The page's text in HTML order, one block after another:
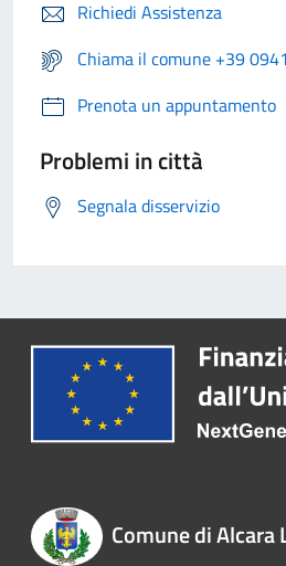
Richiedi Assistenza
Chiama il comune +39
Prenota un appuntamento
Problemi in città
Segnala disservizio
Comune di Alcara